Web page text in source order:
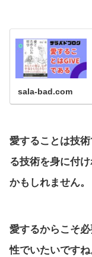
sala-bad.com
愛することは技
る技術を身に付
かもしれません。
愛するからこそ
性でいたいですね